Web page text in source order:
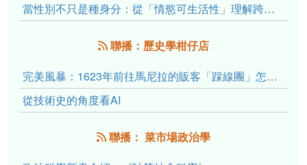
當性別不只是種身分：從「情慾可生活性」理解跨性別者的身體、慾望與認同探索
聯播：歷史學柑仔店
完美風暴：1623年前往馬尼拉的販客「踩線團」怎麼會困死於澎湖?
從技術史的角度看AI
聯播： 菜市場政治學